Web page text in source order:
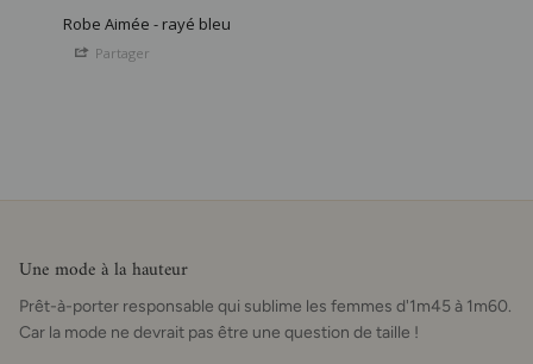
Robe Aimée - rayé bleu
Partager
Une mode à la hauteur
Prêt-à-porter responsable qui sublime les femmes d'1m45 à 1m60.
Car la mode ne devrait pas être une question de taille !